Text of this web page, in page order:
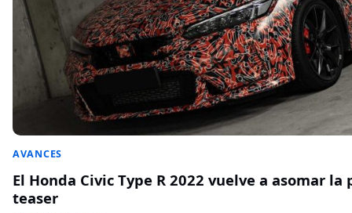
AVANCES
El Honda Civic Type R 2022 vuelve a asomar
teaser